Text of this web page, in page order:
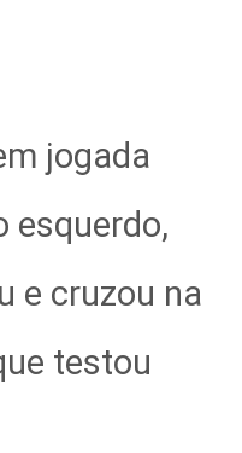
jogada
esquerdo,
e cruzou na
testou